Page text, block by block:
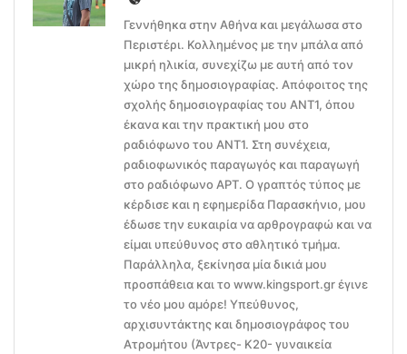
Γεννήθηκα στην Αθήνα και μεγάλωσα στο
Περιστέρι. Κολλημένος με την μπάλα από
μικρή ηλικία, συνεχίζω με αυτή από τον
χώρο της δημοσιογραφίας. Απόφοιτος της
σχολής δημοσιογραφίας του ΑΝΤ1, όπου
έκανα και την πρακτική μου στο
ραδιόφωνο του ΑΝΤ1. Στη συνέχεια,
ραδιοφωνικός παραγωγός και παραγωγή
στο ραδιόφωνο ΑΡΤ. Ο γραπτός τύπος με
κέρδισε και η εφημερίδα Παρασκήνιο, μου
έδωσε την ευκαιρία να αρθρογραφώ και να
είμαι υπεύθυνος στο αθλητικό τμήμα.
Παράλληλα, ξεκίνησα μία δικιά μου
προσπάθεια και το www.kingsport.gr έγινε
το νέο μου αμόρε! Υπεύθυνος,
αρχισυντάκτης και δημοσιογράφος του
Ατρομήτου (Άντρες- Κ20- γυναικεία